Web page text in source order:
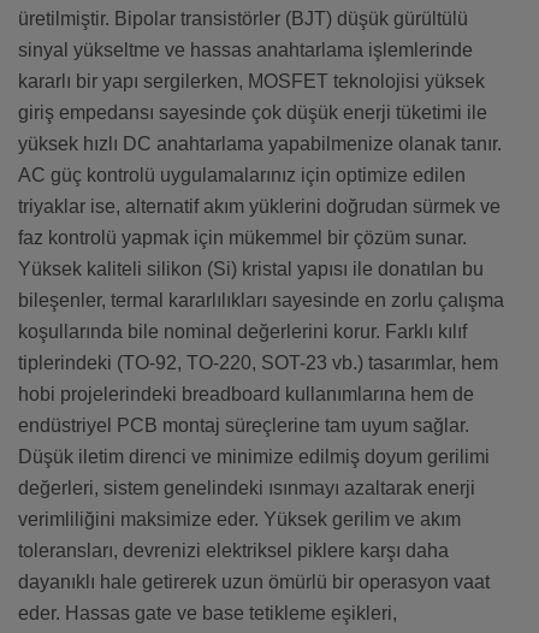
üretilmiştir. Bipolar transistörler (BJT) düşük gürültülü
sinyal yükseltme ve hassas anahtarlama işlemlerinde
kararlı bir yapı sergilerken, MOSFET teknolojisi yüksek
giriş empedansı sayesinde çok düşük enerji tüketimi ile
yüksek hızlı DC anahtarlama yapabilmenize olanak tanır.
AC güç kontrolü uygulamalarınız için optimize edilen
triyaklar ise, alternatif akım yüklerini doğrudan sürmek ve
faz kontrolü yapmak için mükemmel bir çözüm sunar.
Yüksek kaliteli silikon (Si) kristal yapısı ile donatılan bu
bileşenler, termal kararlılıkları sayesinde en zorlu çalışma
koşullarında bile nominal değerlerini korur. Farklı kılıf
tiplerindeki (TO-92, TO-220, SOT-23 vb.) tasarımlar, hem
hobi projelerindeki breadboard kullanımlarına hem de
endüstriyel PCB montaj süreçlerine tam uyum sağlar.
Düşük iletim direnci ve minimize edilmiş doyum gerilimi
değerleri, sistem genelindeki ısınmayı azaltarak enerji
verimliliğini maksimize eder. Yüksek gerilim ve akım
toleransları, devrenizi elektriksel piklere karşı daha
dayanıklı hale getirerek uzun ömürlü bir operasyon vaat
eder. Hassas gate ve base tetikleme eşikleri,